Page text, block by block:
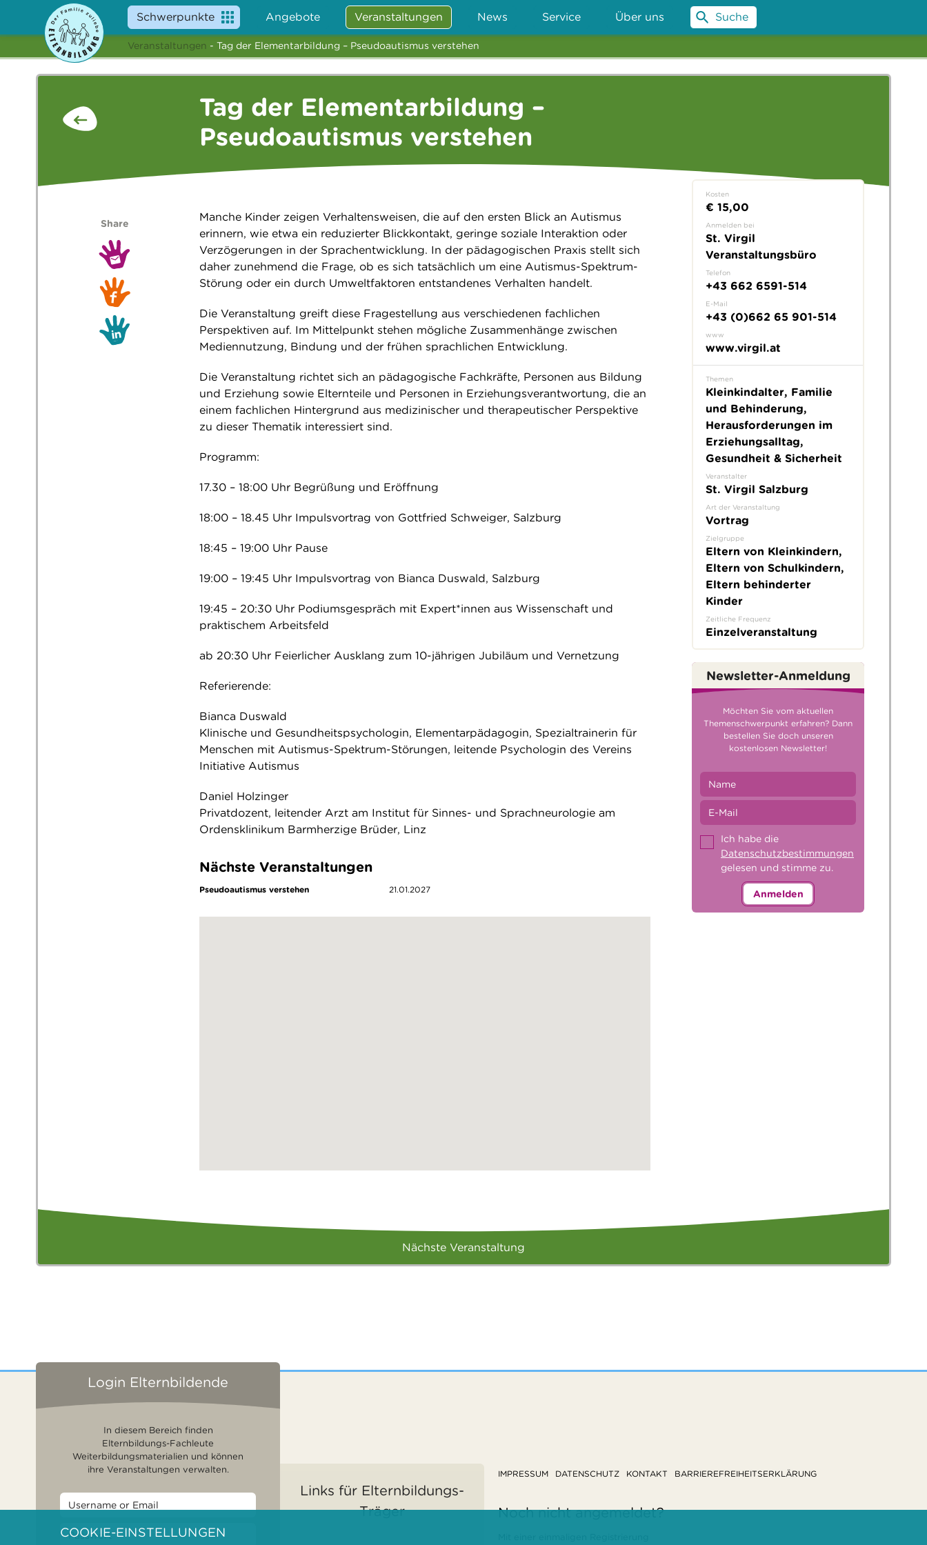
Schwerpunkte Angebote Veranstaltungen News Service Über uns Suche
Veranstaltungen - Tag der Elementarbildung – Pseudoautismus verstehen
Tag der Elementarbildung –
Pseudoautismus verstehen
Manche Kinder zeigen Verhaltensweisen, die auf den ersten Blick an Autismus
erinnern, wie etwa ein reduzierter Blickkontakt, geringe soziale Interaktion oder
Verzögerungen in der Sprachentwicklung. In der pädagogischen Praxis stellt sich
daher zunehmend die Frage, ob es sich tatsächlich um eine Autismus-Spektrum-
Störung oder ein durch Umweltfaktoren entstandenes Verhalten handelt.
Die Veranstaltung greift diese Fragestellung aus verschiedenen fachlichen
Perspektiven auf. Im Mittelpunkt stehen mögliche Zusammenhänge zwischen
Mediennutzung, Bindung und der frühen sprachlichen Entwicklung.
Die Veranstaltung richtet sich an pädagogische Fachkräfte, Personen aus Bildung
und Erziehung sowie Elternteile und Personen in Erziehungsverantwortung, die an
einem fachlichen Hintergrund aus medizinischer und therapeutischer Perspektive
zu dieser Thematik interessiert sind.
Programm:
17.30 – 18:00 Uhr Begrüßung und Eröffnung
18:00 – 18.45 Uhr Impulsvortrag von Gottfried Schweiger, Salzburg
18:45 – 19:00 Uhr Pause
19:00 – 19:45 Uhr Impulsvortrag von Bianca Duswald, Salzburg
19:45 – 20:30 Uhr Podiumsgespräch mit Expert*innen aus Wissenschaft und
praktischem Arbeitsfeld
ab 20:30 Uhr Feierlicher Ausklang zum 10-jährigen Jubiläum und Vernetzung
Referierende:
Bianca Duswald
Klinische und Gesundheitspsychologin, Elementarpädagogin, Spezialtrainerin für
Menschen mit Autismus-Spektrum-Störungen, leitende Psychologin des Vereins
Initiative Autismus
Daniel Holzinger
Privatdozent, leitender Arzt am Institut für Sinnes- und Sprachneurologie am
Ordensklinikum Barmherzige Brüder, Linz
Nächste Veranstaltungen
Pseudoautismus verstehen 21.01.2027
Share
Kosten
€ 15,00
Anmelden bei
St. Virgil
Veranstaltungsbüro
Telefon
+43 662 6591-514
E-Mail
+43 (0)662 65 901-514
www
www.virgil.at
Themen
Kleinkindalter, Familie
und Behinderung,
Herausforderungen im
Erziehungsalltag,
Gesundheit & Sicherheit
Veranstalter
St. Virgil Salzburg
Art der Veranstaltung
Vortrag
Zielgruppe
Eltern von Kleinkindern,
Eltern von Schulkindern,
Eltern behinderter
Kinder
Zeitliche Frequenz
Einzelveranstaltung
Newsletter-Anmeldung
Möchten Sie vom aktuellen
Themenschwerpunkt erfahren? Dann
bestellen Sie doch unseren
kostenlosen Newsletter!
Ich habe die
Datenschutzbestimmungen
gelesen und stimme zu.
Anmelden
Nächste Veranstaltung
Login Elternbildende
In diesem Bereich finden
Elternbildungs-Fachleute
Weiterbildungsmaterialien und können
ihre Veranstaltungen verwalten.
Links für Elternbildungs-
Träger
IMPRESSUM DATENSCHUTZ KONTAKT BARRIEREFREIHEITSERKLÄRUNG
Noch nicht angemeldet?
COOKIE-EINSTELLUNGEN